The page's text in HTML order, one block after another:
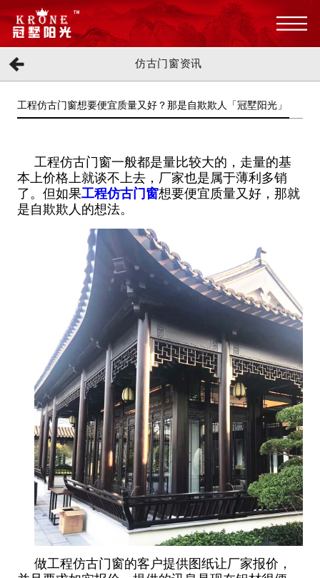
仿古门窗资讯
工程仿古门窗想要便宜质量又好？那是自欺欺人「冠墅阳光」
工程仿古门窗一般都是量比较大的，走量的基
本上价格上就谈不上去，厂家也是属于薄利多销
了。但如果工程仿古门窗想要便宜质量又好，那就
是自欺欺人的想法。
做工程仿古门窗的客户提供图纸让厂家报价，